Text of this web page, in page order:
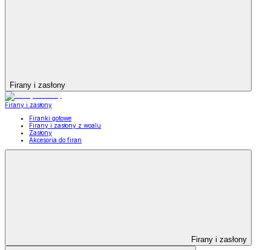
Firany i zasłony
Firany i zasłony
Firanki gotowe
Firany i zasłony z woalu
Zasłony
Akcesoria do firan
Firany i zasłony